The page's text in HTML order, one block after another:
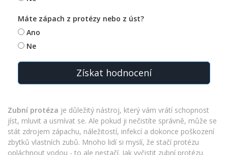
Máte zápach z protézy nebo z úst?
Ano
Ne
Získat hodnocení
Zubní protéza je důležitý nástroj, který vám vrátí schopnost
jíst, mluvit a usmívat se. Ale pokud ji nečistíte správně, může se
stát zdrojem zápachu, náležitostí, infekcí a dokonce poškození
zbytků vlastních zubů. Mnoho lidí si myslí, že stačí protézu
opláchnout vodou - to ale nestačí. Jak vyčistit zubní protézu